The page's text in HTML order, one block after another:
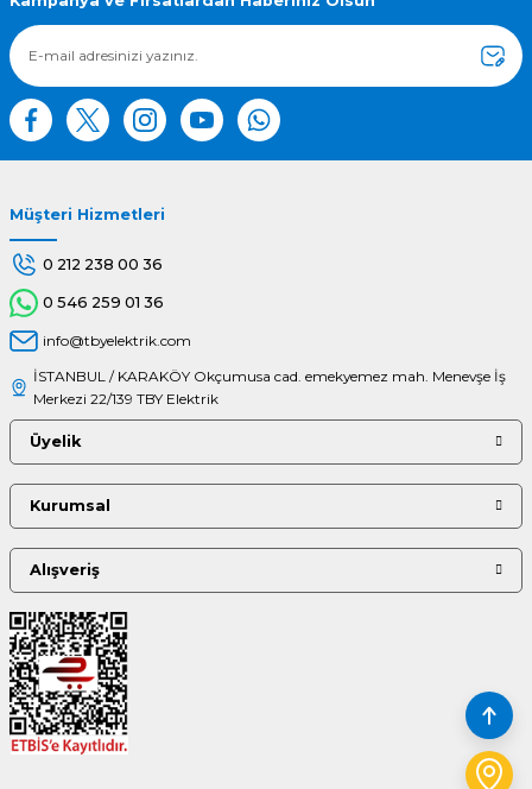
Ürün fiyatı diğer sitelerden daha pahalı.
Bu ürüne benzer farklı alternatifler olmalı.
Müşteri Hizmetleri
0 212 238 00 36
0 546 259 01 36
info@tbyelektrik.com
İSTANBUL / KARAKÖY Okçumusa cad. emekyemez mah. Menevşe İş
Merkezi 22/139 TBY Elektrik
Üyelik
Kurumsal
Alışveriş